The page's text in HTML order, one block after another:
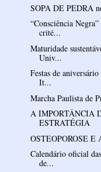
SOPA DE PEDRA
“Consciência
crité...
Maturidade
Univ...
Festas de
It...
Marcha Paulista de
A IMPORTÂNCIA
ESTRATÉGIA
OSTEOPOROSE
Calendário oficial
de...